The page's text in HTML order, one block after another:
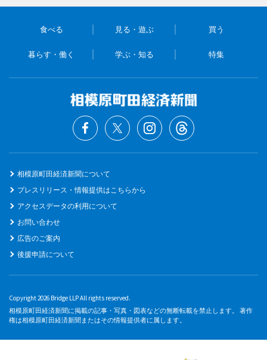
食べる 見る・遊ぶ 買う
暮らす・働く 学ぶ・知る 特集
相模原町田経済新聞について
プレスリリース・情報提供はこちらから
アクセスデータの利用について
お問い合わせ
広告のご案内
後援申請について
Copyright 2026 Bridge LLP All rights reserved.
相模原町田経済新聞に掲載の記事・写真・図表などの無断転載を禁止します。 著作
権は相模原町田経済新聞またはその情報提供者に属します。